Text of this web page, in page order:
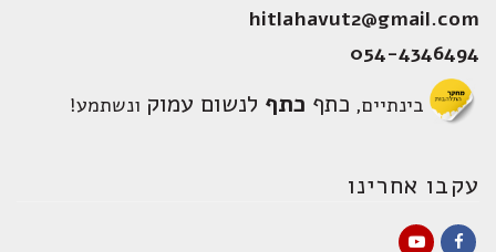
hitlahavut2@gmail.com
054-4346494
בינתיים, כתף כתף לנשום עמוק ונשתמע!
עקבו אחרינו